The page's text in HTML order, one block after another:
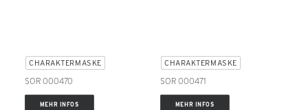
CHARAKTERMASKE
SOR 000470
MEHR INFOS
CHARAKTERMASKE
SOR 000471
MEHR INFOS